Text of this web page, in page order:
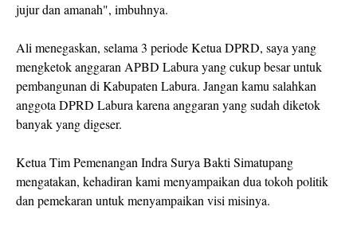
jujur dan amanah", imbuhnya.
Ali menegaskan, selama 3 periode Ketua DPRD, saya yang
mengketok anggaran APBD Labura yang cukup besar untuk
pembangunan di Kabupaten Labura. Jangan kamu salahkan
anggota DPRD Labura karena anggaran yang sudah diketok
banyak yang digeser.
Ketua Tim Pemenangan Indra Surya Bakti Simatupang
mengatakan, kehadiran kami menyampaikan dua tokoh politik
dan pemekaran untuk menyampaikan visi misinya.